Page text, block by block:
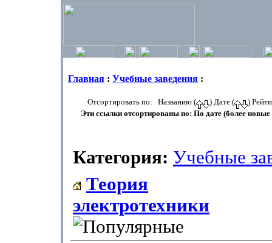
Главная : Учебные заведения :
Отсортировать по: Названию ( ) Дате (
)
Эти ссылки отсортированы по: По дате (более
Категория: Учебные
Теория
электротехники